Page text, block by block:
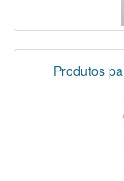
Produtos